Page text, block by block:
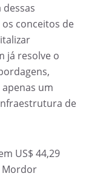
conceitos de
já resolve o
um
de
US$ 44,29
Mordor